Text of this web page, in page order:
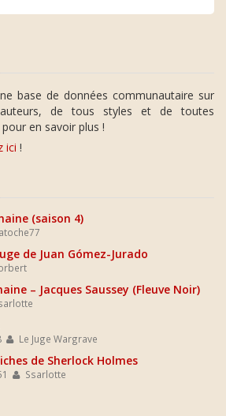
base de données communautaire sur
de tous styles et de toutes
pour en savoir plus !
ici !
(saison 4)
de Juan Gómez-Jurado
– Jacques Saussey (Fleuve Noir)
Le Juge Wargrave
de Sherlock Holmes
Ssarlotte